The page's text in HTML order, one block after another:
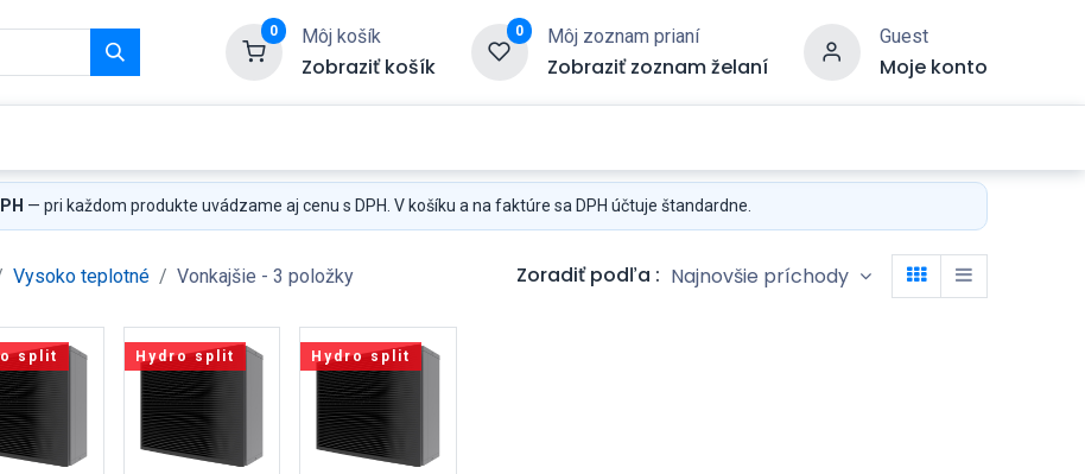
0 Môj košík
Zobraziť košík
0 Môj zoznam prianí
Zobraziť zoznam želaní
Guest
Moje konto
— pri každom produkte uvádzame aj cenu s DPH. V košíku a na faktúre sa DPH účtuje štandardne.
Vysoko teplotné Vonkajšie - 3 položky Zoradiť podľa : Najnovšie príchody
split Hydro split Hydro split